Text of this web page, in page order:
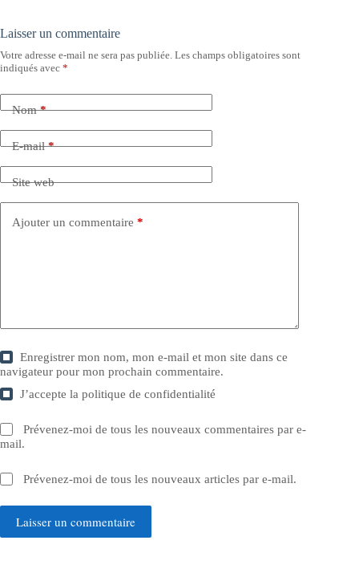
Laisser un commentaire
Votre adresse e-mail ne sera pas publiée. Les champs obligatoires sont
indiqués avec *
Nom*
E-mail*
Site web
Ajouter un commentaire *
Enregistrer mon nom, mon e-mail et mon site dans ce
navigateur pour mon prochain commentaire.
J’accepte lapolitique de confidentialité
Prévenez-moi de tous les nouveaux commentaires par e-
mail.
Prévenez-moi de tous les nouveaux articles par e-mail.
Laisser un commentaire